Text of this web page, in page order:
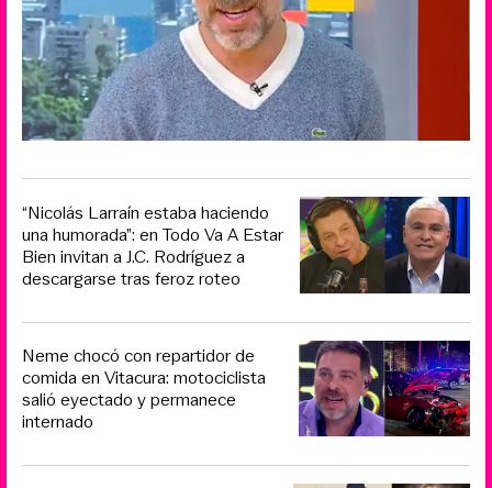
“Nicolás Larraín estaba haciendo
una humorada”: en Todo Va A Estar
Bien invitan a J.C. Rodríguez a
descargarse tras feroz roteo
Neme chocó con repartidor de
comida en Vitacura: motociclista
salió eyectado y permanece
internado